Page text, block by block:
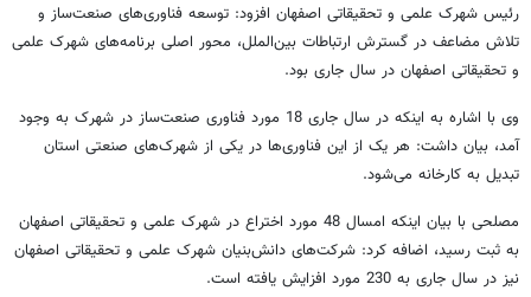
رئیس شهرک علمی و تحقیقاتی اصفهان افزود: توسعه فناوری‌های صنعت‌ساز و
تلاش مضاعف در گسترش ارتباطات بین‌الملل، محور اصلی برنامه‌های شهرک علمی
و تحقیقاتی اصفهان در سال جاری بود.
وی با اشاره به اینکه در سال جاری 18 مورد فناوری صنعت‌ساز در شهرک به وجود
آمد، بیان داشت: هر یک از این فناوری‌ها در یکی از شهرک‌های صنعتی استان
تبدیل به کارخانه می‌شود.
مصلحی با بیان اینکه امسال 48 مورد اختراع در شهرک علمی و تحقیقاتی اصفهان
به ثبت رسید، اضافه کرد: شرکت‌های دانش‌بنیان شهرک علمی و تحقیقاتی اصفهان
نیز در سال جاری به 230 مورد افزایش یافته است.